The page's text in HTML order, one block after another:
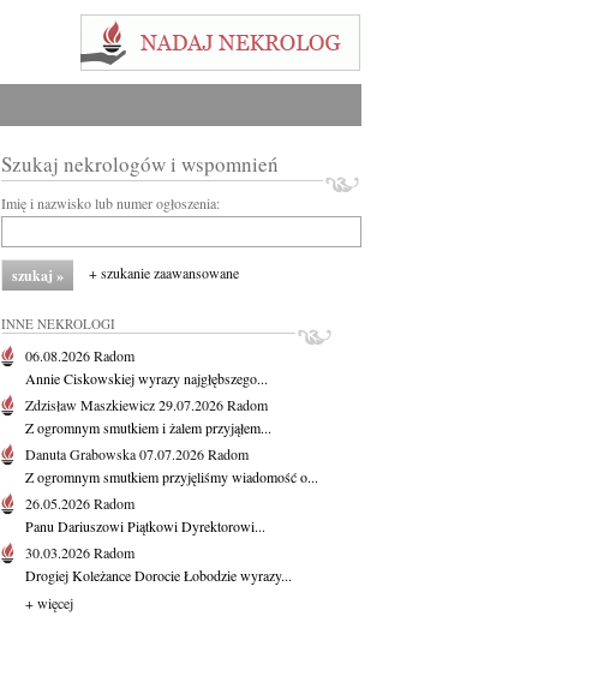
Szukaj nekrologów i wspomnień
Imię i nazwisko lub numer ogłoszenia:
+ szukanie zaawansowane
INNE NEKROLOGI
06.08.2026Radom
Annie Ciskowskiej wyrazy najgłębszego...
Zdzisław Maszkiewicz29.07.2026Radom
Z ogromnym smutkiem i żalem przyjąłem...
Danuta Grabowska07.07.2026Radom
Z ogromnym smutkiem przyjęliśmy wiadomość o...
26.05.2026Radom
Panu Dariuszowi Piątkowi Dyrektorowi...
30.03.2026Radom
Drogiej Koleżance Dorocie Łobodzie wyrazy...
+ więcej